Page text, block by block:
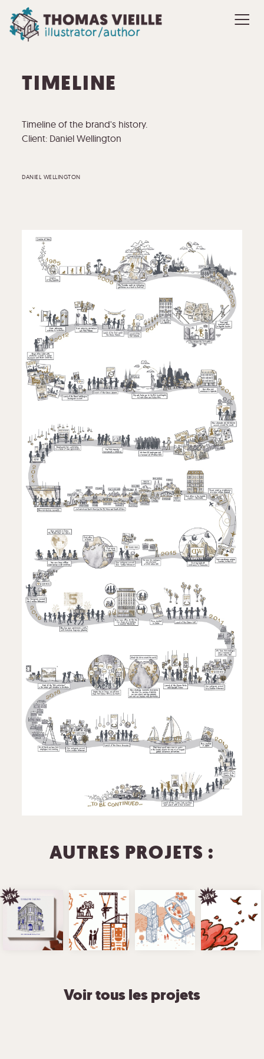
TIMELINE
Timeline of the brand's history.
Client: Daniel Wellington
DANIEL WELLINGTON
AUTRES PROJETS :
Voir tous les projets